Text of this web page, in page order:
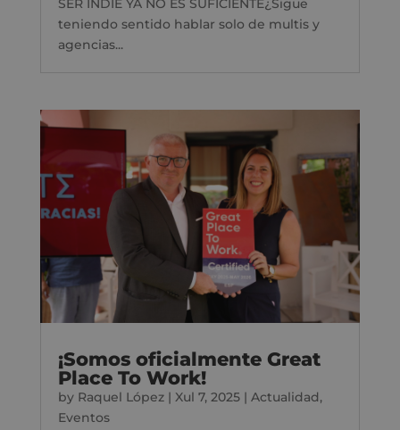
SER INDIE YA NO ES SUFICIENTE¿Sigue
teniendo sentido hablar solo de multis y
agencias...
¡Somos oficialmente Great
Place To Work!
by Raquel López| Xul 7, 2025| Actualidad,
Eventos